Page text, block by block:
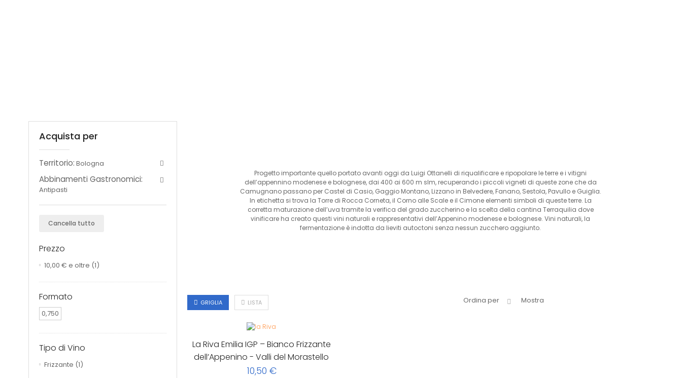
Progetto importante quello portato avanti oggi da Luigi Ottanelli di riqualificare e ripopolare le terre e i vitigni
dell’appennino modenese e bolognese, dai 400 ai 600 m slm, recuperando i piccoli vigneti di queste zone che da
Camugnano passano per Castel di Casio, Gaggio Montano, Lizzano in Belvedere, Fanano, Sestola, Pavullo e Guiglia.
In etichetta si trova la Torre di Rocca Corneta, il Corno alle Scale e il Cimone elementi simboli di queste terre. La
corretta maturazione dell’uva tramite la verifica del grado zuccherino e la scelta della cantina Terraquilia dove
vinificare ha creato questi vini naturali e rappresentativi dell’Appenino modenese e bolognese. Vini naturali, la
fermentazione è indotta da lieviti autoctoni senza nessun zucchero aggiunto.
GRIGLIA LISTA Mostra
Ordina per
La Riva Emilia IGP – Bianco Frizzante
dell’Appenino - Valli del Morastello
10,50 €
Acquista per
Territorio: Bologna
Abbinamenti Gastronomici:
Antipasti
Cancella tutto
Prezzo
10,00 € e oltre (1)
Formato
0,750
Tipo di Vino
Frizzante (1)